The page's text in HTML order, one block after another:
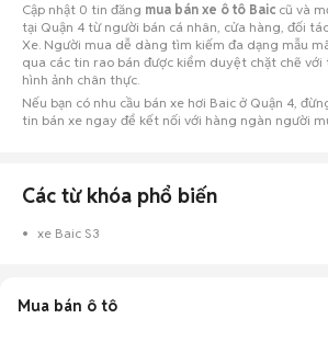
Cập nhật 0 tin đăng mua bán xe ô tô Baic cũ và
tại Quận 4 từ người bán cá nhân, cửa hàng, đối
Xe. Người mua dễ dàng tìm kiếm đa dạng mẫu
qua các tin rao bán được kiểm duyệt chặt chẽ với
hình ảnh chân thực.
Nếu bạn có nhu cầu bán xe hơi Baic ở Quận 4,
tin bán xe ngay để kết nối với hàng ngàn người
Các từ khóa phổ biến
xe Baic S3
Mua bán ô tô